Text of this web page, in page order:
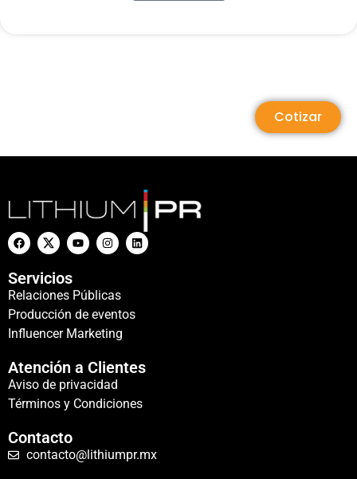
Cotizar
Servicios
Relaciones Públicas
Producción de eventos
Influencer Marketing
Atención a Clientes
Aviso de privacidad
Términos y Condiciones
Contacto
contacto@lithiumpr.mx